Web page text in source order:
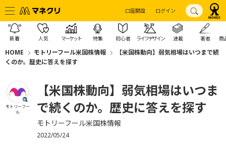
口座開設 ログイン
新着 人気 マーケット 特集 初心者 ライフデザイン 連載 著者 商
HOME モトリーフール米国株情報
【米国株動向】弱気相場はいつまで続
くのか。歴史に答えを探す
モトリーフー
ル
【米国株動向】弱気相場はいつま
で続くのか。歴史に答えを探す
モトリーフール米国株情報
2022/05/24